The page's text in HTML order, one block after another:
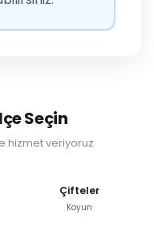
Seçin
hizmet veriyoruz
Çifteler
Koyun